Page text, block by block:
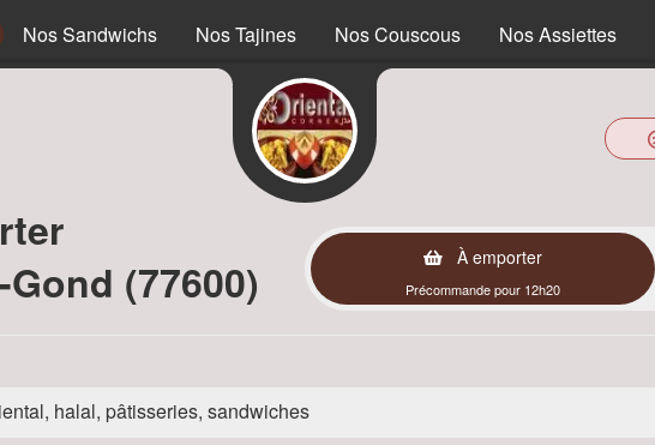
Nos Sandwichs Nos Tajines Nos Couscous Nos Assiettes
(77600)
À emporter
Précommande pour 12h20
halal, pâtisseries, sandwiches